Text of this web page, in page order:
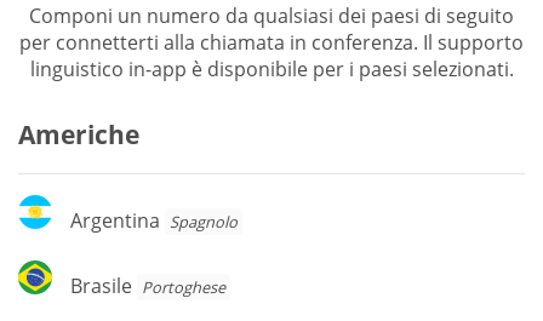
Componi un numero da qualsiasi dei paesi di seguito
per connetterti alla chiamata in conferenza. Il supporto
linguistico in-app è disponibile per i paesi selezionati.
Americhe
Argentina
Argentina Spagnolo
Brasile
Brasile Portoghese